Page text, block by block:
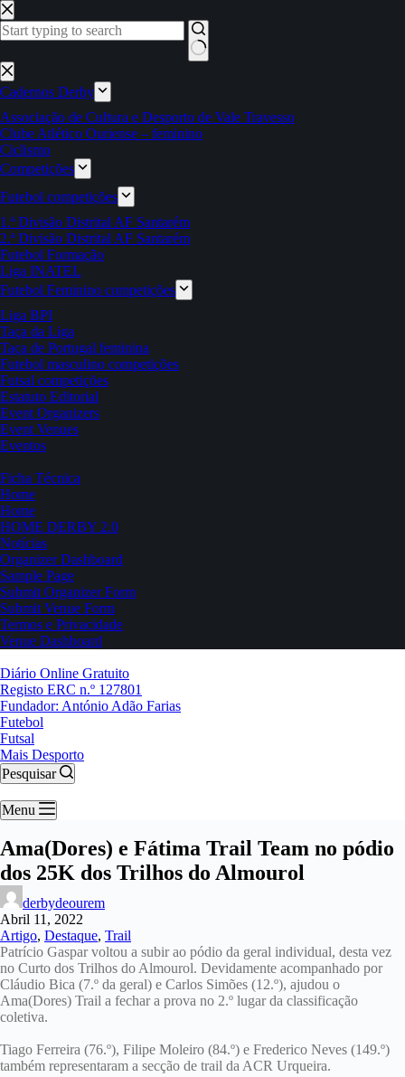
Pular
para
o
Sem
resultados
Cadernos Derby
Associação de Cultura e Desporto de Vale Travesso
Clube Atlético Ouriense – feminino
Ciclismo
Competições
Futebol competições
1.ª Divisão Distrital AF Santarém
2.ª Divisão Distrital AF Santarém
Futebol Formação
Liga INATEL
Futebol Feminino competições
Liga BPI
Taça da Liga
Taça de Portugal feminina
Futebol masculino competições
Futsal competições
Estatuto Editorial
Event Organizers
Event Venues
Eventos
Ficha Técnica
Home
Home
HOME DERBY 2.0
Notícias
Organizer Dashboard
Sample Page
Submit Organizer Form
Submit Venue Form
Termos e Privacidade
Venue Dashboard
Diário Online Gratuito
Registo ERC n.º 127801
Fundador: António Adão Farias
Futebol
Futsal
Mais Desporto
Pesquisar
Menu
Ama(Dores) e Fátima Trail Team no pódio
dos 25K dos Trilhos do Almourol
derbydeourem
Abril 11, 2022
Artigo, Destaque, Trail
Patrício Gaspar voltou a subir ao pódio da geral individual, desta vez
no Curto dos Trilhos do Almourol. Devidamente acompanhado por
Cláudio Bica (7.º da geral) e Carlos Simões (12.º), ajudou o
Ama(Dores) Trail a fechar a prova no 2.º lugar da classificação
coletiva.
Tiago Ferreira (76.º), Filipe Moleiro (84.º) e Frederico Neves (149.º)
também representaram a secção de trail da ACR Urqueira.